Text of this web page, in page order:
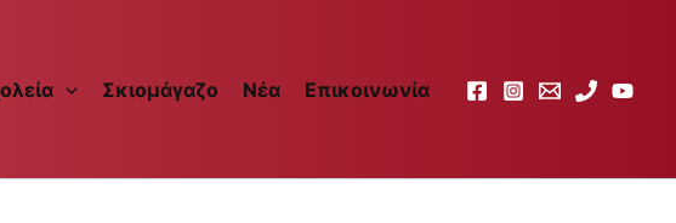
Σκιομάγαζο Νέα Επικοινωνία